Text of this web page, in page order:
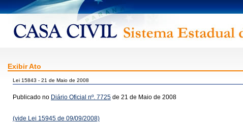
Exibir Ato
Lei 15843 - 21 de Maio de 2008
Publicado no Diário Oficial nº. 7725 de 21 de Maio de 2008
(vide Lei 15945 de 09/09/2008)